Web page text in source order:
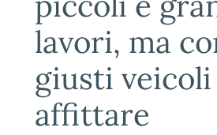
lavori, ma
giusti veicoli
affittare